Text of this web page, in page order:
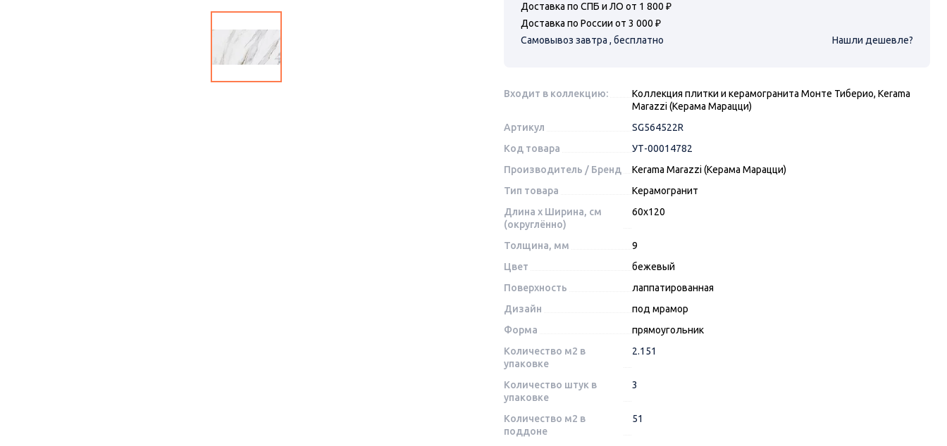
Доставка по СПБ и ЛО от 1 800 ₽
Доставка по России от 3 000 ₽
Самовывоз завтра , бесплатно
Нашли дешевле?
Входит в коллекцию:
Коллекция плитки и керамогранита Монте Тиберио, Kerama
Marazzi (Керама Марацци)
Артикул
SG564522R
Код товара
УТ-00014782
Производитель / Бренд
Kerama Marazzi (Керама Марацци)
Тип товара
Керамогранит
Длина x Ширина, см
(округлённо)
60x120
Толщина, мм
9
Цвет
бежевый
Поверхность
лаппатированная
Дизайн
под мрамор
Форма
прямоугольник
Количество м2 в
упаковке
2.151
Количество штук в
упаковке
3
Количество м2 в
поддоне
51